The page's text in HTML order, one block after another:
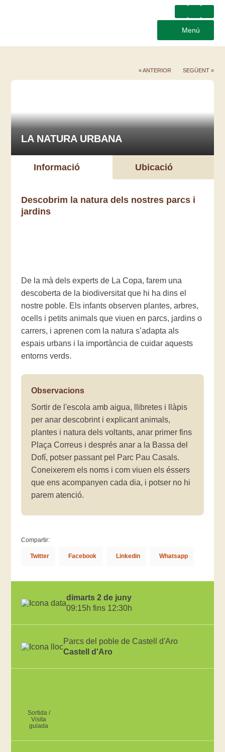
Menú
« ANTERIOR SEGÜENT »
LA NATURA URBANA
Informació Ubicació
Descobrim la natura dels nostres parcs i
jardins
De la mà dels experts de La Copa, farem una
descoberta de la biodiversitat que hi ha dins el
nostre poble. Els infants observen plantes, arbres,
ocells i petits animals que viuen en parcs, jardins o
carrers, i aprenen com la natura s’adapta als
espais urbans i la importància de cuidar aquests
entorns verds.
Observacions
Sortir de l'escola amb aigua, llibretes i llàpis
per anar descobrint i explicant animals,
plantes i natura dels voltants, anar primer fins
Plaça Correus i després anar a la Bassa del
Dofí, potser passant pel Parc Pau Casals.
Coneixerem els noms i com viuen els éssers
que ens acompanyen cada dia, i potser no hi
parem atenció.
Compartir:
Twitter Facebook Linkedin Whatsapp
dimarts 2 de juny
09:15h fins 12:30h
Parcs del poble de Castell d'Aro
Castell d'Aro
Sortida /
Visita
guiada